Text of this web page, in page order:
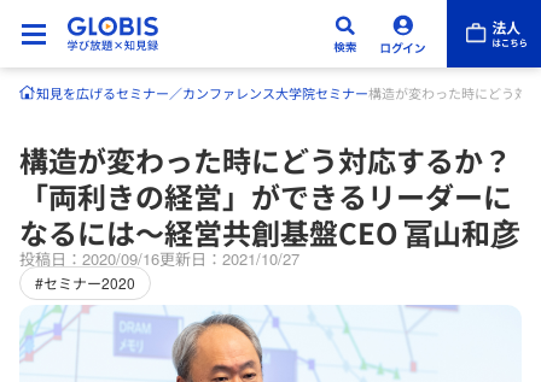
知見を広げるセミナー／カンファレンス大学院セミナー構造が変わった時にどう対
構造が変わった時にどう対応するか？
「両利きの経営」ができるリーダーに
なるには〜経営共創基盤CEO 冨山和彦
投稿日：2020/09/16更新日：2021/10/27
#セミナー2020